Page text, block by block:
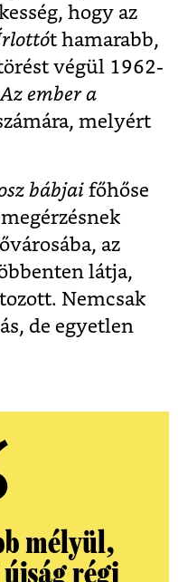
hogy az
t hamarabb,
végül 1962-
Az ember a
melyért
bábjai főhőse
az
látja,
Nemcsak
de egyetlen
mélyül,
régi